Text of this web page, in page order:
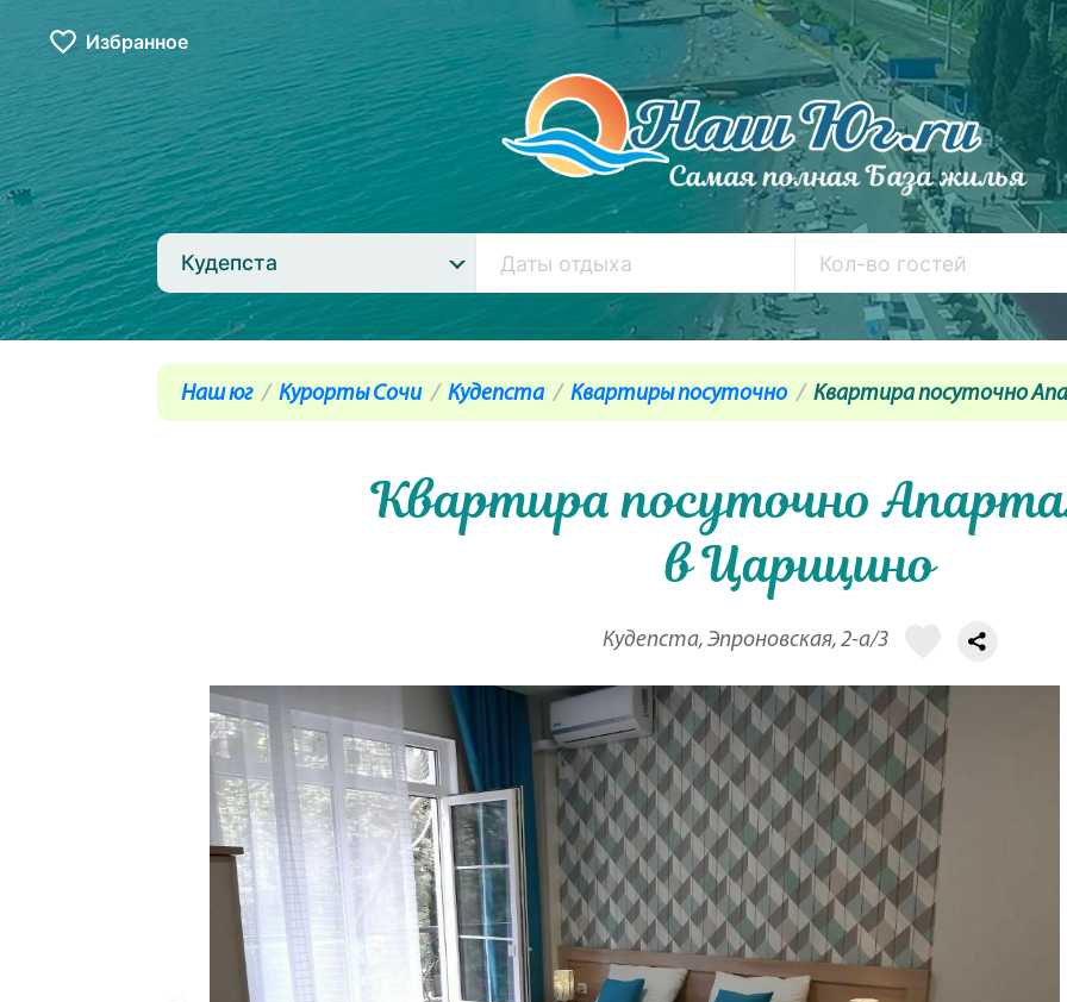
Избранное
Кудепста
Наш юг Курорты Сочи Кудепста Квартиры посуточно Квартира посуточно
Квартира посуточно
в Царицино
Кудепста, Эпроновская, 2-а/3